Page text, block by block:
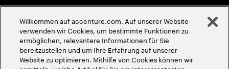
Globale Meritokratie
2026Accenture. Alle Rechte vorbehalten
Willkommen auf accenture.com. Auf unserer Website
verwenden wir Cookies, um bestimmte Funktionen zu
ermöglichen, relevantere Informationen für Sie
bereitzustellen und um Ihre Erfahrung auf unserer
Website zu optimieren. Mithilfe von Cookies können wir